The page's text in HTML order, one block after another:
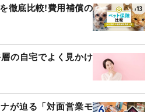
徹底比較!費用補償の
の自宅でよく見かけ
が迫る「対面営業モ